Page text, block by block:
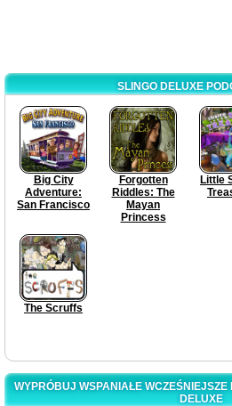
SLINGO DELUXE
Big City
Adventure:
San Francisco
Forgotten
Riddles: The
Mayan
Princess
Little
The Scruffs
WYPRÓBUJ WSPANIAŁE WCZEŚNIEJSZE
DELUXE